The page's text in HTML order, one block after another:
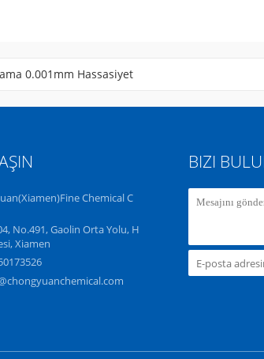
0.001mm Hassasiyet
Yüzey Kaplaması
Chemical C
No.491, Gaolin Orta Yolu, H
Xiamen
BIZI